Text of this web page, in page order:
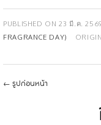
PUBLISHED ON 23 มี.ค.
FRAGRANCE DAY)
← รูปก่อนหน้า